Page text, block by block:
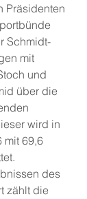
Präsidenten
Schmidt-
mit
und
über die
wird in
mit 69,6
des
zählt die